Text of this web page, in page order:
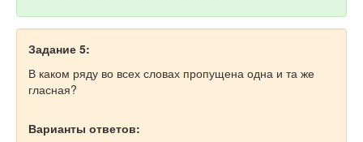
Задание 5:
В каком ряду во всех словах пропущена одна и та же
гласная?
Варианты ответов: